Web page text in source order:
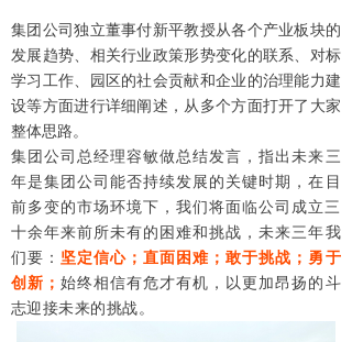
集团公司独立董事付新平教授从各个产业板块的
发展趋势、相关行业政策形势变化的联系、对标
学习工作、园区的社会贡献和企业的治理能力建
设等方面进行详细阐述，从多个方面打开了大家
整体思路。
集团公司总经理容敏做总结发言，指出未来三
年是集团公司能否持续发展的关键时期，在目
前多变的市场环境下，我们将面临公司成立三
十余年来前所未有的困难和挑战，未来三年我
们要： 坚定信心；直面困难；敢于挑战；勇于
创新； 始终相信有危才有机，以更加昂扬的斗
志迎接未来的挑战。